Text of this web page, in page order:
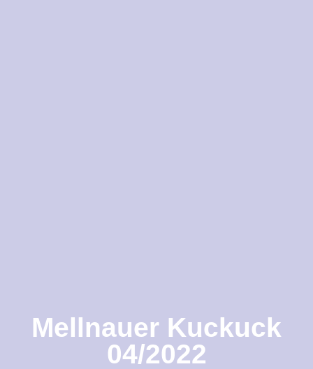
Mellnauer Kuckuck
04/2022